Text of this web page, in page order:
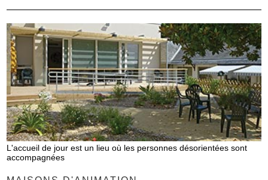
L'accueil de jour est un lieu où les personnes désorientées sont
accompagnées